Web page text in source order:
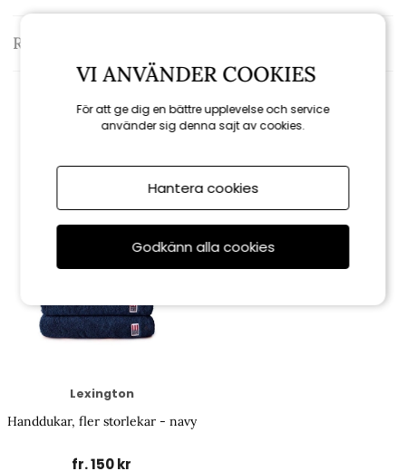
Recensioner
Relaterade produkter
Lexington
Handdukar, fler storlekar - navy
fr. 150 kr
VI ANVÄNDER COOKIES
För att ge dig en bättre upplevelse och service
använder sig denna sajt av cookies.
Hantera cookies
Godkänn alla cookies